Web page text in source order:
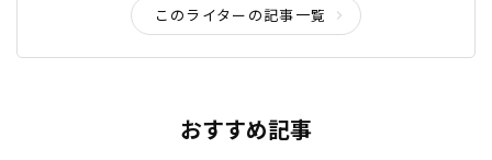
このライターの記事一覧
おすすめ記事